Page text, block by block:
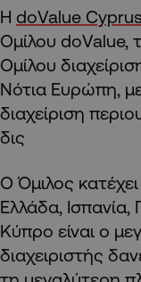
Η doValue Cyprus
Ομίλου doValue,
Ομίλου
Νότια Ευρώπη,
διαχείριση
δις
Ο Όμιλος
Ελλάδα,
Κύπρο είναι ο
διαχειριστής